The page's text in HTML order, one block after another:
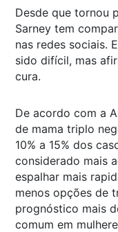
Desde que tornou
Sarney tem
nas redes sociais.
sido difícil, mas
cura.
De acordo com a
de mama triplo
10% a 15% dos
considerado mais
espalhar mais
menos opções de
prognóstico mais
comum em